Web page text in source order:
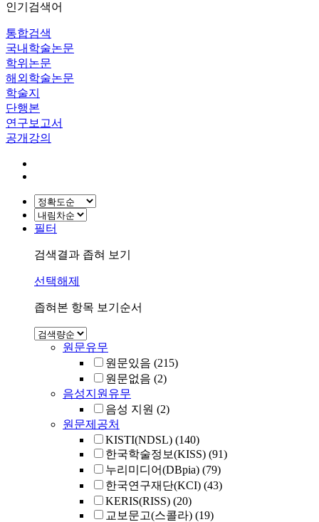
인기검색어
통합검색
국내학술논문
학위논문
해외학술논문
학술지
단행본
연구보고서
공개강의
필터
검색결과 좁혀 보기
선택해제
좁혀본 항목 보기순서
원문유무
원문있음 (215)
원문없음 (2)
음성지원유무
음성 지원 (2)
원문제공처
KISTI(NDSL) (140)
한국학술정보(KISS) (91)
누리미디어(DBpia) (79)
한국연구재단(KCI) (43)
KERIS(RISS) (20)
교보문고(스콜라) (19)